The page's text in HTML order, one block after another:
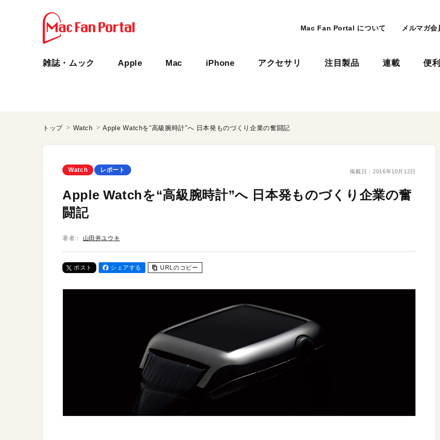
Mac Fan Portal について メルマガ会
雑誌・ムック Apple Mac iPhone アクセサリ 注目製品 連載 便
トップ Watch Apple Watchを“高級腕時計”へ 日本発ものづくり企業の奮闘記
Watch レポート 掲載日： 2016年10月12日
Apple Watchを“高級腕時計”へ 日本発ものづくり企業の奮
闘記
著者： 山田井ユウキ
ポスト シェアする URLのコピー